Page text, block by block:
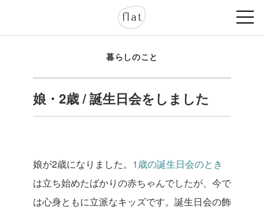
暮らしのこと
娘・2歳 / 誕生日会をしました
娘が2歳になりました。 1歳の誕生日会のとき
は立ち始めたばかりの赤ちゃんでしたが、今で
は心身ともに立派なキッズです。誕生日会の飾